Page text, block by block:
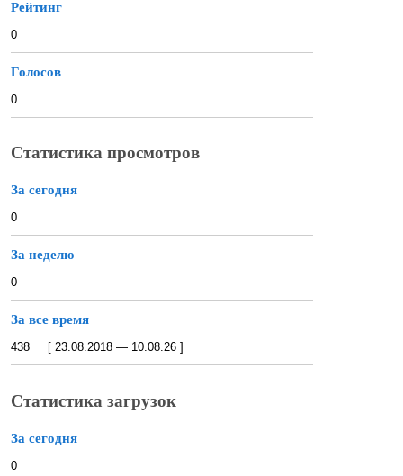
Рейтинг
0
Голосов
0
Статистика просмотров
За сегодня
0
За неделю
0
За все время
438 [ 23.08.2018 — 10.08.26 ]
Статистика загрузок
За сегодня
0